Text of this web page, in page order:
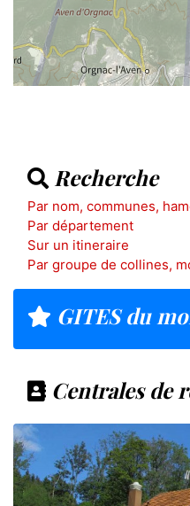
Recherche
Par nom, communes,
Par département
Sur un itineraire
Par groupe de collines,
GITES du
Centrales de